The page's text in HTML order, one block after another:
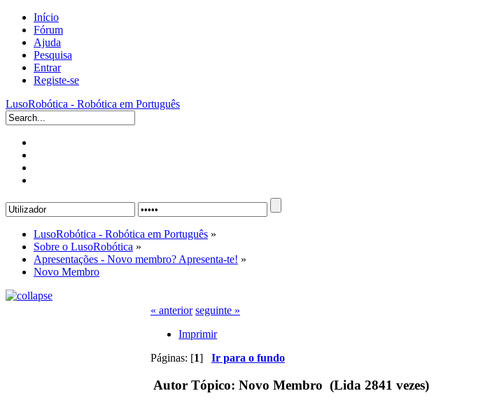
Início
Fórum
Ajuda
Pesquisa
Entrar
Registe-se
LusoRobótica - Robótica em Português
LusoRobótica - Robótica em Português »
Sobre o LusoRobótica »
Apresentações - Novo membro? Apresenta-te! »
Novo Membro
« anterior seguinte »
Imprimir
Páginas: [1] Ir para o fundo
Autor Tópico: Novo Membro (Lida 2841 vezes)